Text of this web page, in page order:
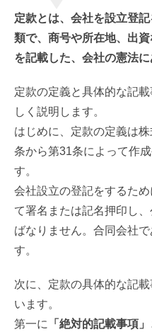
定款とは、会社を設立登
類で、商号や所在地、出
を記載した、会社の憲法
定款の定義と具体的な記
しく説明します。
はじめに、定款の定義は
条から第31条によって作
す。
会社設立の登記をするた
て署名または記名押印し
ばなりません。合同会社
す。
次に、定款の具体的な記
います。
第一に
「絶対的記載事項」